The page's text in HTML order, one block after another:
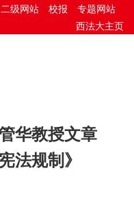
二级网站 校报
专题网站
西法大主页
华教授文章
法规制》